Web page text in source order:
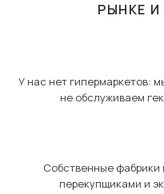
РЫНКЕ
У нас нет гипермаркетов:
не обслуживаем
Собственные фабрики
перекупщиками и